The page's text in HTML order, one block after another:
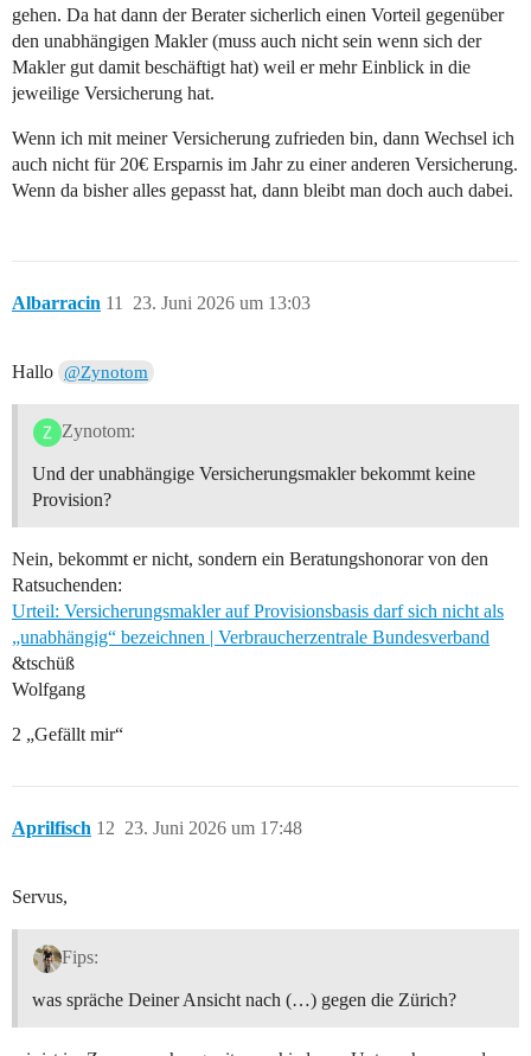
gehen. Da hat dann der Berater sicherlich einen Vorteil gegenüber
den unabhängigen Makler (muss auch nicht sein wenn sich der
Makler gut damit beschäftigt hat) weil er mehr Einblick in die
jeweilige Versicherung hat.
Wenn ich mit meiner Versicherung zufrieden bin, dann Wechsel ich
auch nicht für 20€ Ersparnis im Jahr zu einer anderen Versicherung.
Wenn da bisher alles gepasst hat, dann bleibt man doch auch dabei.
Albarracin 23. Juni 2026 um 13:03
11
Hallo @Zynotom
Zynotom:
Und der unabhängige Versicherungsmakler bekommt keine
Provision?
Nein, bekommt er nicht, sondern ein Beratungshonorar von den
Ratsuchenden:
Urteil: Versicherungsmakler auf Provisionsbasis darf sich nicht als
„unabhängig“ bezeichnen | Verbraucherzentrale Bundesverband
&tschüß
Wolfgang
2 „Gefällt mir“
Aprilfisch 23. Juni 2026 um 17:48
12
Servus,
Fips:
was spräche Deiner Ansicht nach (…) gegen die Zürich?